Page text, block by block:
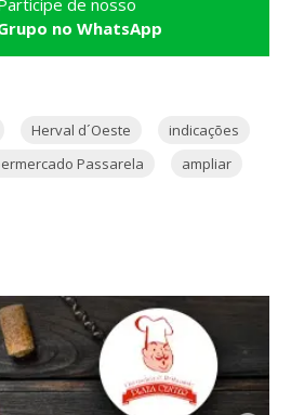
de nosso
no WhatsApp
Herval d´Oeste
indicações
Passarela
ampliar